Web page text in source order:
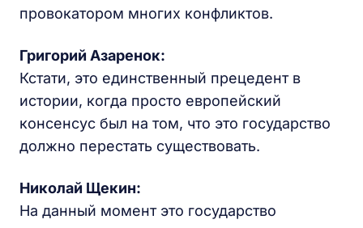
провокатором многих конфликтов.
Григорий Азаренок:
Кстати, это единственный прецедент в
истории, когда просто европейский
консенсус был на том, что это государство
должно перестать существовать.
Николай Щекин:
На данный момент это государство